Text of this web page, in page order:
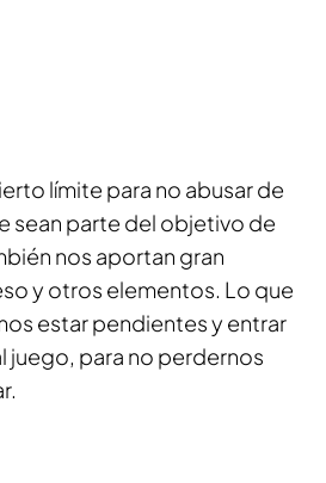
límite para no abusar de
sean parte del objetivo de
nos aportan gran
y otros elementos. Lo que
estar pendientes y entrar
juego, para no perdernos